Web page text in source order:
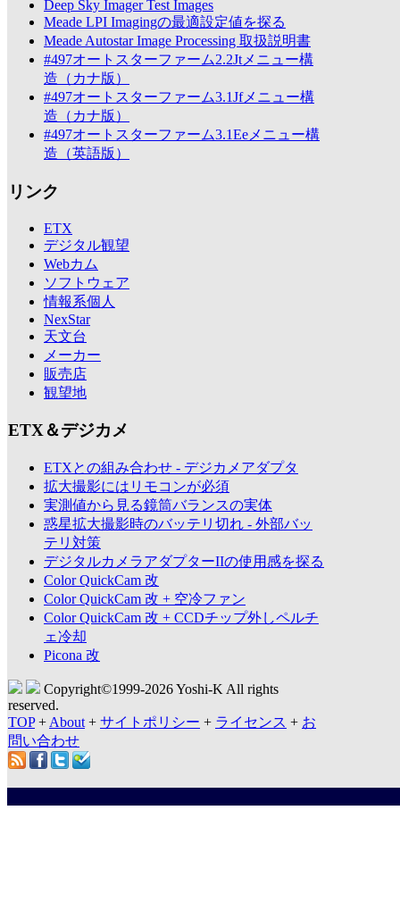
Deep Sky Imager Test Images
Meade LPI Imagingの最適設定値を探る
Meade Autostar Image Processing 取扱説明書
#497オートスターファーム2.2Jtメニュー構
造（カナ版）
#497オートスターファーム3.1Jfメニュー構
造（カナ版）
#497オートスターファーム3.1Eeメニュー構
造（英語版）
リンク
ETX
デジタル観望
Webカム
ソフトウェア
情報系個人
NexStar
天文台
メーカー
販売店
観望地
ETX＆デジカメ
ETXとの組み合わせ - デジカメアダプタ
拡大撮影にはリモコンが必須
実測値から見る鏡筒バランスの実体
惑星拡大撮影時のバッテリ切れ - 外部バッ
テリ対策
デジタルカメラアダプターIIの使用感を探る
Color QuickCam 改
Color QuickCam 改 + 空冷ファン
Color QuickCam 改 + CCDチップ外しペルチ
ェ冷却
Picona 改
Copyright©1999-2026 Yoshi-K All rights
reserved.
TOP+ About + サイトポリシー + ライセンス + お
問い合わせ